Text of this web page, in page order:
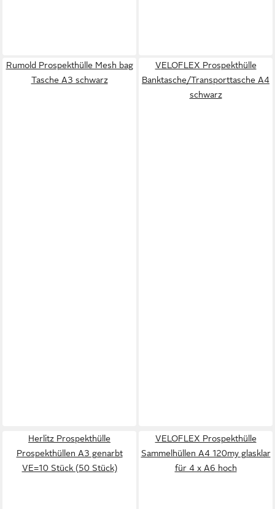
Rumold Prospekthülle Mesh bag
Tasche A3 schwarz
VELOFLEX Prospekthülle
Banktasche/Transporttasche A4
schwarz
Herlitz Prospekthülle
Prospekthüllen A3 genarbt
VE=10 Stück (50 Stück)
VELOFLEX Prospekthülle
Sammelhüllen A4 120my glasklar
für 4 x A6 hoch